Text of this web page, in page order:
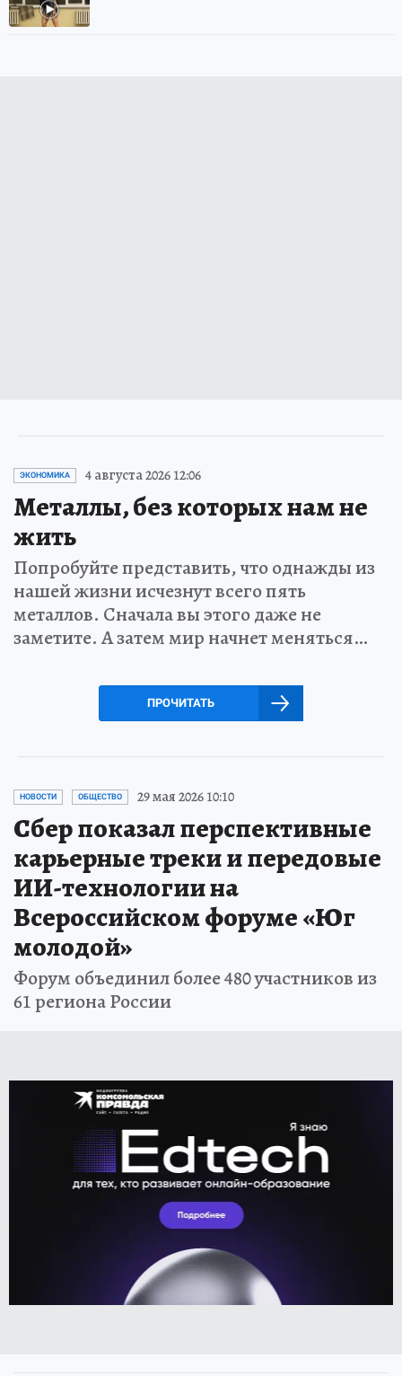
ЭКОНОМИКА 4 августа 2026 12:06
Металлы, без которых нам не
жить
Попробуйте представить, что однажды из
нашей жизни исчезнут всего пять
металлов. Сначала вы этого даже не
заметите. А затем мир начнет меняться…
ПРОЧИТАТЬ
НОВОСТИ ОБЩЕСТВО 29 мая 2026 10:10
Сбер показал перспективные
карьерные треки и передовые
ИИ-технологии на
Всероссийском форуме «Юг
молодой»
Форум объединил более 480 участников из
61 региона России